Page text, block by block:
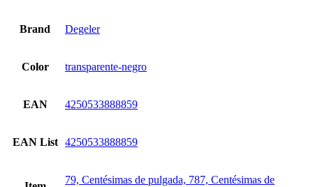
Brand Degeler
Color transparente-negro
EAN 4250533888859
EAN List 4250533888859
79, Centésimas de pulgada, 787, Centésimas de